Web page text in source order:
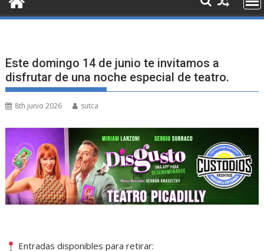
Este domingo 14 de junio te invitamos a
disfrutar de una noche especial de teatro.
8th junio 2026 sutca
Entradas disponibles para retirar: